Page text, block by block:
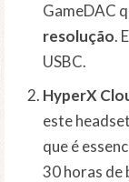
GameDAC
resolução.
USBC.
HyperX
este
que é
30 horas de